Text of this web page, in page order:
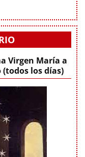
Virgen María a
los días)